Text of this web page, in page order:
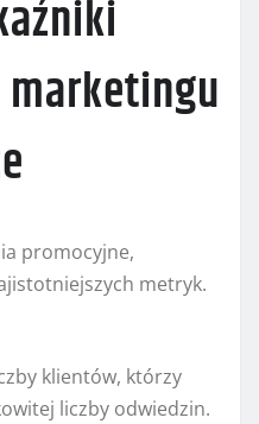
promocyjne,
metryk.
klientów, którzy
liczby odwiedzin.